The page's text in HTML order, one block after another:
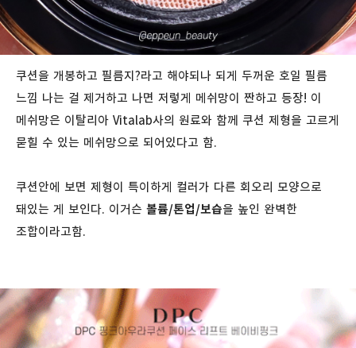
쿠션을 개봉하고 필름지?라고 해야되나 되게 두꺼운 호일 필름
느낌 나는 걸 제거하고 나면 저렇게 메쉬망이 짠하고 등장! 이
메쉬망은 이탈리아 Vitalab사의 원료와 함께 쿠션 제형을 고르게
묻힐 수 있는 메쉬망으로 되어있다고 함.
쿠션안에 보면 제형이 특이하게 컬러가 다른 회오리 모양으로
돼있는 게 보인다. 이거슨 볼륨/톤업/보습을 높인 완벽한
조합이라고함.